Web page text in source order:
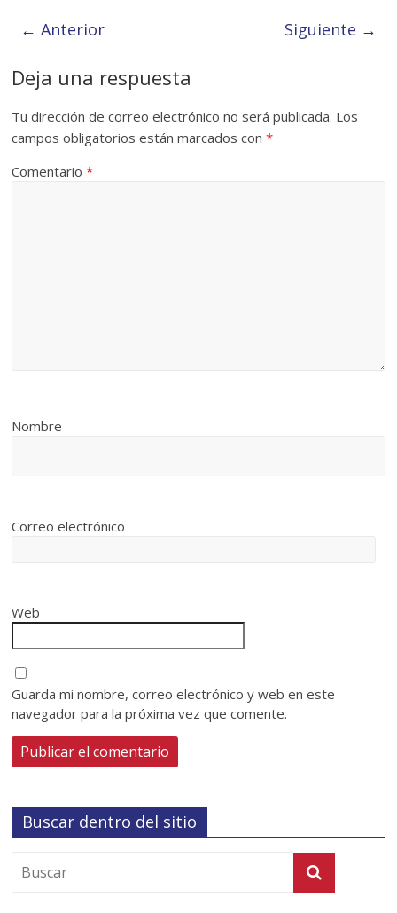
← Anterior Siguiente →
Deja una respuesta
Tu dirección de correo electrónico no será publicada. Los
campos obligatorios están marcados con*
Comentario*
Nombre
Correo electrónico
Web
Guarda mi nombre, correo electrónico y web en este
navegador para la próxima vez que comente.
Buscar dentro del sitio